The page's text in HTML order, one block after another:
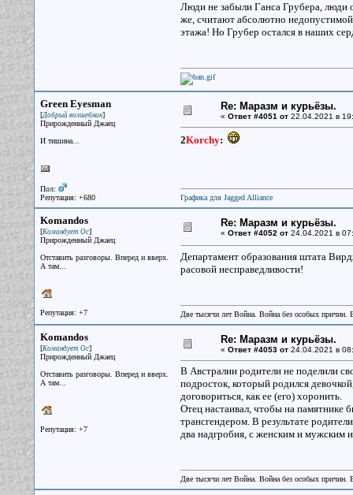
Люди не забыли Ганса Грубера, люди
же, считают абсолютно
этажа! Но Грубер остался в наших
Green Eyesman
[Добрый волшебник]
Прирожденный Джаец
И тишина...
Пол:
Репутация: +680
Re: Маразм и курьёзы.
« Ответ #4051 от22.04.2021 в
2Korchy:
Графика для Jagged Alliance
Komandos
[Командует Ос]
Прирожденный Джаец
Отставить разговоры. Вперед и вверх.
А там...
Репутация: +7
Re: Маразм и курьёзы.
« Ответ #4052 от24.04.2021 в
Департамент образования штата
расовой несправедливости!
Две тысячи лет Война. Война без особых
Komandos
[Командует Ос]
Прирожденный Джаец
Отставить разговоры. Вперед и вверх.
А там...
Репутация: +7
Re: Маразм и курьёзы.
« Ответ #4053 от24.04.2021 в
В Австралии родители не поделили
подросток, который родился
договориться, как ее (его) хоронить.
Отец настаивал, чтобы на памятнике
трансгендером. В результате
два надгробия, с женским и мужским
Две тысячи лет Война. Война без особых